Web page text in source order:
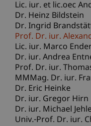
Lic. iur. et lic.oec
Dr. Heinz Bildstein
Dr. Ingrid
Prof. Dr. iur.
Lic. iur. Marco
Dr. iur. Andrea
Prof. Dr. iur.
MMMag. Dr. iur.
Dr. Eric Heinke
Dr. iur. Gregor Hirn
Dr. iur. Michael
Univ.-Prof. Dr. iur.